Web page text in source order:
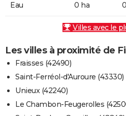
Eau 0 ha
Villes avec le
Les villes à proximité de
Fraisses (42490)
Saint-Ferréol-d'Auroure (43330)
Unieux (42240)
Le Chambon-Feugerolles